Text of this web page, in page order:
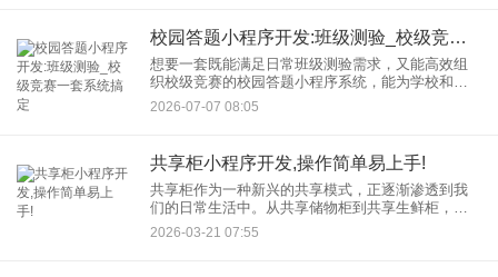
校园答题小程序开发:班级测验_校级竞赛一套系统搞定
想要一套既能满足日常班级测验需求，又能高效组
织校级竞赛的校园答题小程序系统，能为学校和师
生带来极大的便利。本文将详细介绍如何开发这样
2026-07-07 08:05
共享柜小程序开发,操作简单易上手!
共享柜作为一种新兴的共享模式，正逐渐渗透到我
们的日常生活中。从共享储物柜到共享生鲜柜，无
一不彰显着其便捷性与实用性。而共享柜小程序开
发，为这一模式注入了强大动力，让其发展如虎添
2026-03-21 07:55